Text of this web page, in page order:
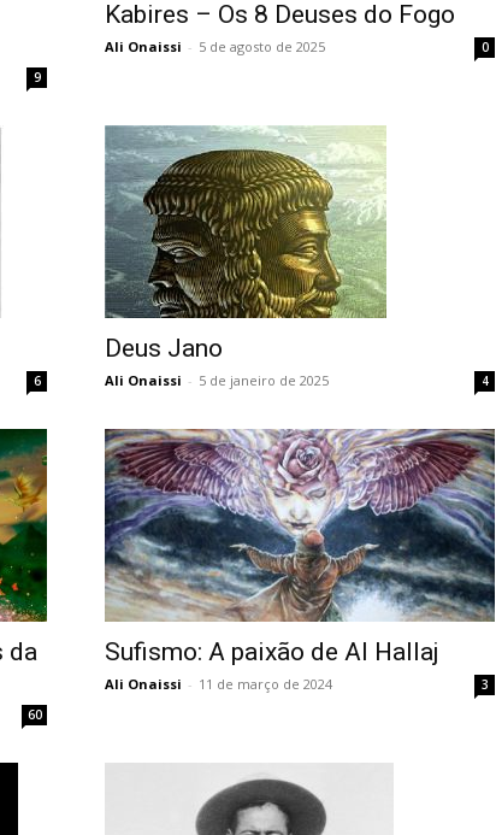
9
Kabires – Os 8 Deuses do Fogo
Ali Onaissi - 5 de agosto de 2025 0
6
Deus Jano
Ali Onaissi - 5 de janeiro de 2025 4
da
60
Sufismo: A paixão de Al Hallaj
Ali Onaissi - 11 de março de 2024 3